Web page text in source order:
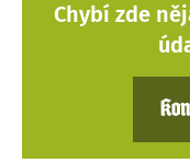
Chybí zde